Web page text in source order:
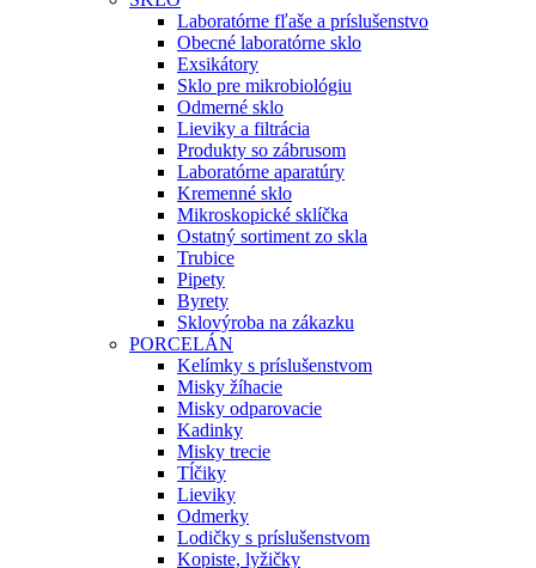
Laboratórne fľaše a príslušenstvo
Obecné laboratórne sklo
Exsikátory
Sklo pre mikrobiológiu
Odmerné sklo
Lieviky a filtrácia
Produkty so zábrusom
Laboratórne aparatúry
Kremenné sklo
Mikroskopické sklíčka
Ostatný sortiment zo skla
Trubice
Pipety
Byrety
Sklovýroba na zákazku
PORCELÁN
Kelímky s príslušenstvom
Misky žíhacie
Misky odparovacie
Kadinky
Misky trecie
Tĺčiky
Lieviky
Odmerky
Lodičky s príslušenstvom
Kopiste, lyžičky